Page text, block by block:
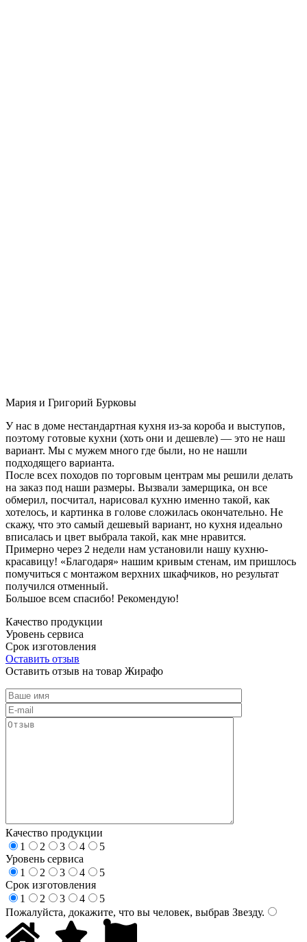
Мария и Григорий Бурковы
У нас в доме нестандартная кухня из-за короба и выступов,
поэтому готовые кухни (хоть они и дешевле) — это не наш
вариант. Мы с мужем много где были, но не нашли
подходящего варианта.
После всех походов по торговым центрам мы решили делать
на заказ под наши размеры. Вызвали замерщика, он все
обмерил, посчитал, нарисовал кухню именно такой, как
хотелось, и картинка в голове сложилась окончательно. Не
скажу, что это самый дешевый вариант, но кухня идеально
вписалась и цвет выбрала такой, как мне нравится.
Примерно через 2 недели нам установили нашу кухню-
красавицу! «Благодаря» нашим кривым стенам, им пришлось
помучиться с монтажом верхних шкафчиков, но результат
получился отменный.
Большое всем спасибо! Рекомендую!
Качество продукции
Уровень сервиса
Срок изготовления
Оставить отзыв
Оставить отзыв на товар Жирафо
Качество продукции
1
2 3 4
5
Уровень сервиса
1
2 3 4
5
Срок изготовления
1
2 3 4
5
Пожалуйста, докажите, что вы человек, выбрав Звезду.